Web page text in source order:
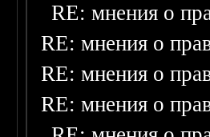
RE: мнения о
RE: мнения о
RE: мнения о
RE: мнения о